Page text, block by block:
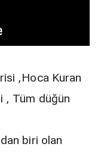
,Hoca Kuran
, Tüm düğün
biri olan